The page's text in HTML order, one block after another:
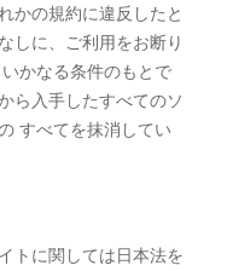
かの規約に違反したと
しに、ご利用をお断り
かなる条件のもとで
ら入手したすべてのソ
すべてを抹消してい
トに関しては日本法を